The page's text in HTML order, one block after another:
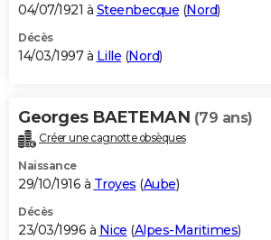
04/07/1921 à Steenbecque (Nord)
Décès
14/03/1997 à Lille (Nord)
Georges BAETEMAN (79 ans)
Créer une cagnotte obsèques
Naissance
29/10/1916 à Troyes (Aube)
Décès
23/03/1996 à Nice (Alpes-Maritimes)